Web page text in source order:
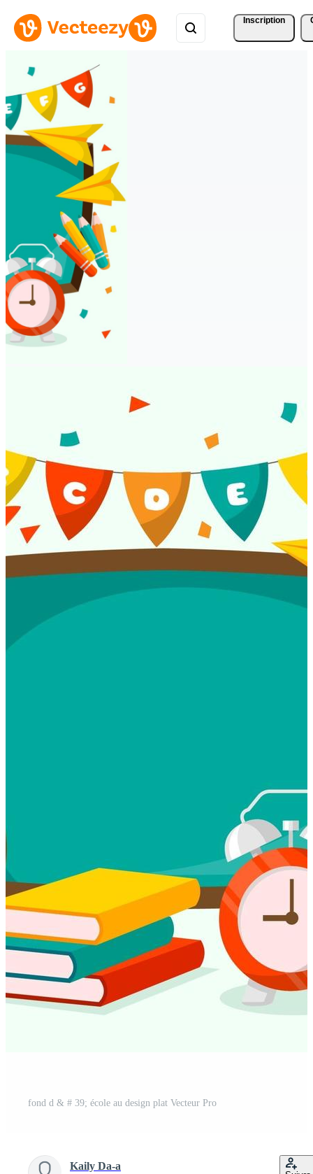
Inscription
fond d & # 39; école au design plat Vecteur Pro
Kaily Da-a